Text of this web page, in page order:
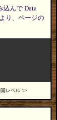
込んで Data
り、ページの
レベル 1